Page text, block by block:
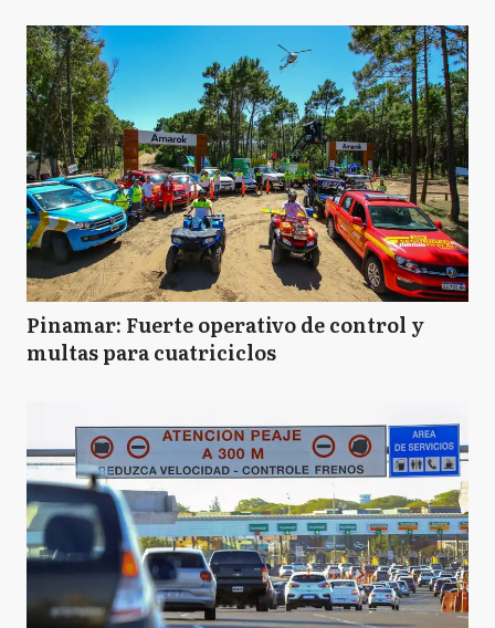
Pinamar: Fuerte operativo de control y
multas para cuatriciclos